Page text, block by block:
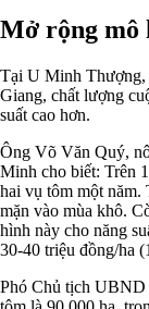
Mở rộng mô
Tại U Minh Thượng,
Giang, chất lượng
suất cao hơn.
Ông Võ Văn Quý,
Minh cho biết: Trên
hai vụ tôm một năm.
mặn vào mùa khô.
hình này cho năng
30-40 triệu đồng/ha
Phó Chủ tịch